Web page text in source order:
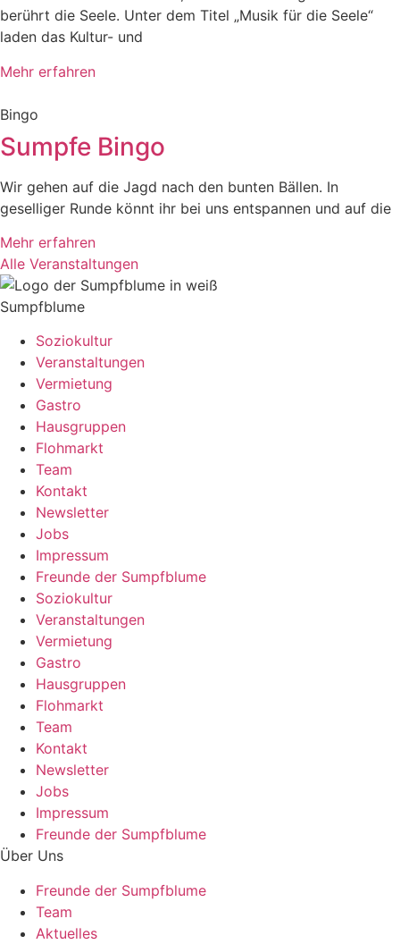
berührt die Seele. Unter dem Titel „Musik für die Seele“
laden das Kultur- und
Mehr erfahren
Bingo
Sumpfe Bingo
Wir gehen auf die Jagd nach den bunten Bällen. In
geselliger Runde könnt ihr bei uns entspannen und auf die
Mehr erfahren
Alle Veranstaltungen
Sumpfblume
Soziokultur
Veranstaltungen
Vermietung
Gastro
Hausgruppen
Flohmarkt
Team
Kontakt
Newsletter
Jobs
Impressum
Freunde der Sumpfblume
Soziokultur
Veranstaltungen
Vermietung
Gastro
Hausgruppen
Flohmarkt
Team
Kontakt
Newsletter
Jobs
Impressum
Freunde der Sumpfblume
Über Uns
Freunde der Sumpfblume
Team
Aktuelles